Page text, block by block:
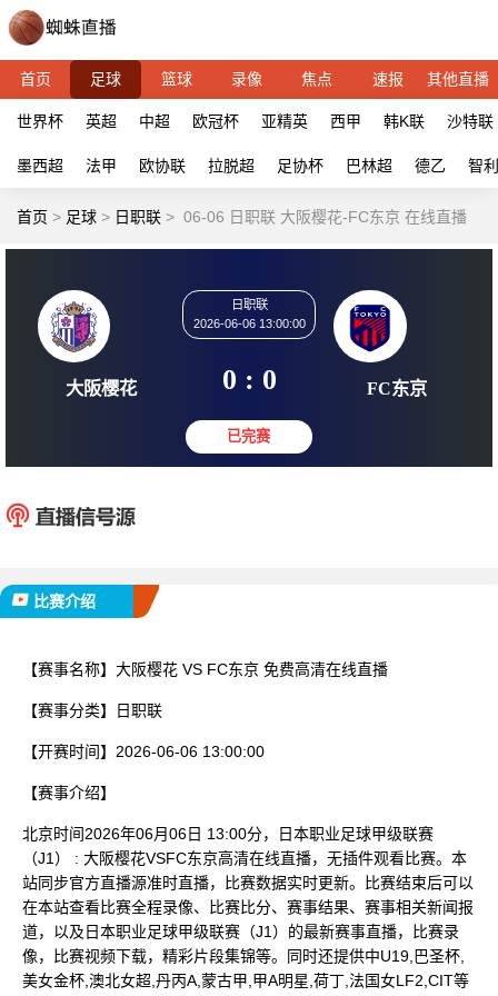
首页 足球 篮球 录像 焦点 速报 其他直播
世界杯 英超 中超 欧冠杯 亚精英 西甲 韩K联 沙特联
墨西超 法甲 欧协联 拉脱超 足协杯 巴林超 德乙 智
首页 > 足球 > 日职联 > 06-06 日职联 大阪樱花-FC东京 在线直播
大阪樱花
2026-06-06 13:00:00
0 : 0 FC
比赛介绍
【赛事名称】 大阪樱花 VS FC东京 免费高清在线直播
【赛事分类】 日职联
【开赛时间】 2026-06-06 13:00:00
【赛事介绍】
北京时间2026年06月06日 13:00分，日本职业足球甲级联赛
（J1） : 大阪樱花VSFC东京高清在线直播，无插件观看比赛。本
站同步官方直播源准时直播，比赛数据实时更新。比赛结束后可以
在本站查看比赛全程录像、比赛比分、赛事结果、赛事相关新闻报
道，以及日本职业足球甲级联赛（J1）的最新赛事直播，比赛录
像，比赛视频下载，精彩片段集锦等。同时还提供中U19,巴圣杯,
美女金杯,澳北女超,丹丙A,蒙古甲,甲A明星,荷丁,法国女LF2,CIT等